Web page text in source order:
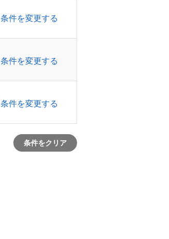
条件を変更する
条件を変更する
条件を変更する
条件をクリア